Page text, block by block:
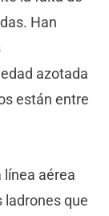
Han
azotada
están entre
línea aérea
ladrones que